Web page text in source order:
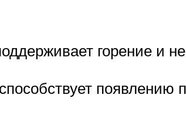
горение и
появлению